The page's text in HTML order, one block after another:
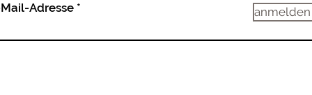
Adresse anmelden